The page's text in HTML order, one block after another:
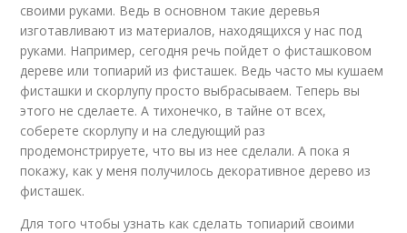
своими руками. Ведь в основном такие деревья
изготавливают из материалов, находящихся у нас под
руками. Например, сегодня речь пойдет о фисташковом
дереве или топиарий из фисташек. Ведь часто мы кушаем
фисташки и скорлупу просто выбрасываем. Теперь вы
этого не сделаете. А тихонечко, в тайне от всех,
соберете скорлупу и на следующий раз
продемонстрируете, что вы из нее сделали. А пока я
покажу, как у меня получилось декоративное дерево из
фисташек.
Для того чтобы узнать как сделать топиарий своими